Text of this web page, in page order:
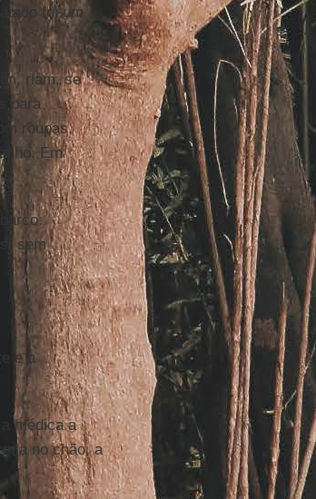
foi um
riam, se
para
roupas,
Em
sem
e a
médica a
no chão, a